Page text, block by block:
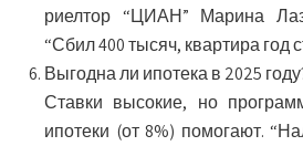
риелтор “ЦИАН” Марина
“Сбил 400 тысяч, квартира год
Выгодна ли ипотека в 2025
Ставки высокие, но
ипотеки (от 8%) помогают.